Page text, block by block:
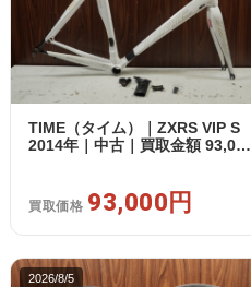
TIME（タイム）｜ZXRS VIP S
2014年｜中古｜買取金額 93,000
買取価格 93,000円
2026/8/5